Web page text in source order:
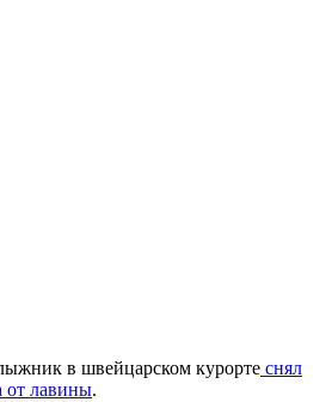
в швейцарском курорте снял
от лавины.